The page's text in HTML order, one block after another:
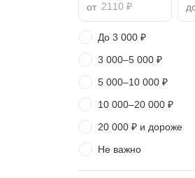
от
До 3 000 ₽
3 000–5 000 ₽
5 000–10 000 ₽
10 000–20 000 ₽
20 000 ₽ и дороже
Не важно